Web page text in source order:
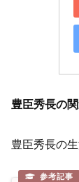
豊臣秀長の
豊臣秀長の